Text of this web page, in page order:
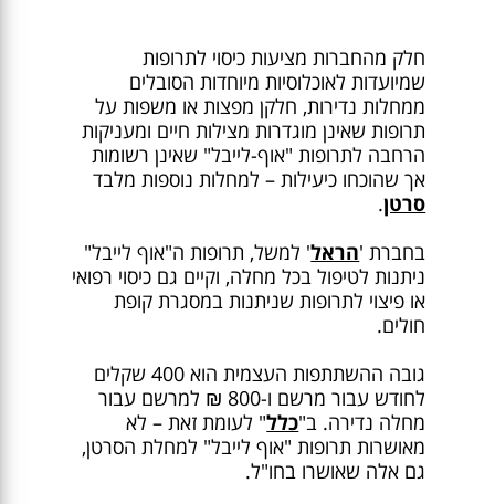
חלק מהחברות מציעות כיסוי לתרופות
שמיועדות לאוכלוסיות מיוחדות הסובלים
ממחלות נדירות, חלקן מפצות או משפות על
תרופות שאינן מוגדרות מצילות חיים ומעניקות
הרחבה לתרופות "אוף-לייבל" שאינן רשומות
אך שהוכחו כיעילות – למחלות נוספות מלבד
סרטן.
בחברת 'הראל' למשל, תרופות ה"אוף לייבל"
ניתנות לטיפול בכל מחלה, וקיים גם כיסוי רפואי
או פיצוי לתרופות שניתנות במסגרת קופת
חולים.
גובה ההשתתפות העצמית הוא 400 שקלים
לחודש עבור מרשם ו-800 ₪ למרשם עבור
מחלה נדירה. ב"כלל" לעומת זאת – לא
מאושרות תרופות "אוף לייבל" למחלת הסרטן,
גם אלה שאושרו בחו"ל.